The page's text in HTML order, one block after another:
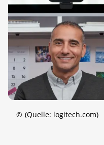
© (Quelle: logitech.com)